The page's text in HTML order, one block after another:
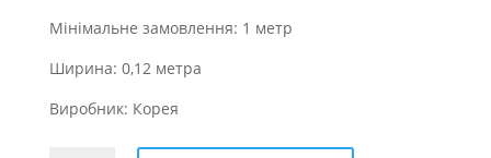
Мінімальне замовлення: 1 метр
Ширина: 0,12 метра
Виробник: Корея